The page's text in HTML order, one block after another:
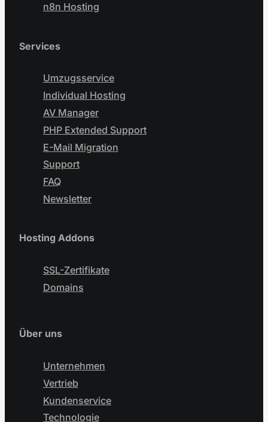
n8n Hosting
Services
Umzugsservice
Individual Hosting
AV Manager
PHP Extended Support
E-Mail Migration
Support
FAQ
Newsletter
Hosting Addons
SSL-Zertifikate
Domains
Über uns
Unternehmen
Vertrieb
Kundenservice
Technologie